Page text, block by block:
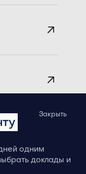
Закрыть
одним
доклады и